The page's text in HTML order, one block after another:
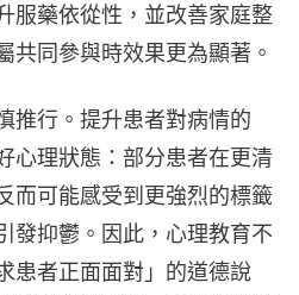
服藥依從性，並改善家庭整
共同參與時效果更為顯著。
推行。提升患者對病情的
心理狀態：部分患者在更清
而可能感受到更強烈的標籤
發抑鬱。因此，心理教育不
患者正面面對」的道德說